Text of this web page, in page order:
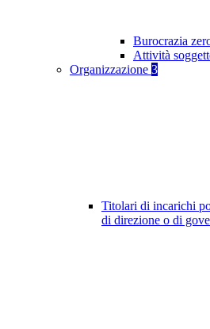
Burocrazia
Attività
Organizzazione 3
Titolari di incarichi
di direzione o di